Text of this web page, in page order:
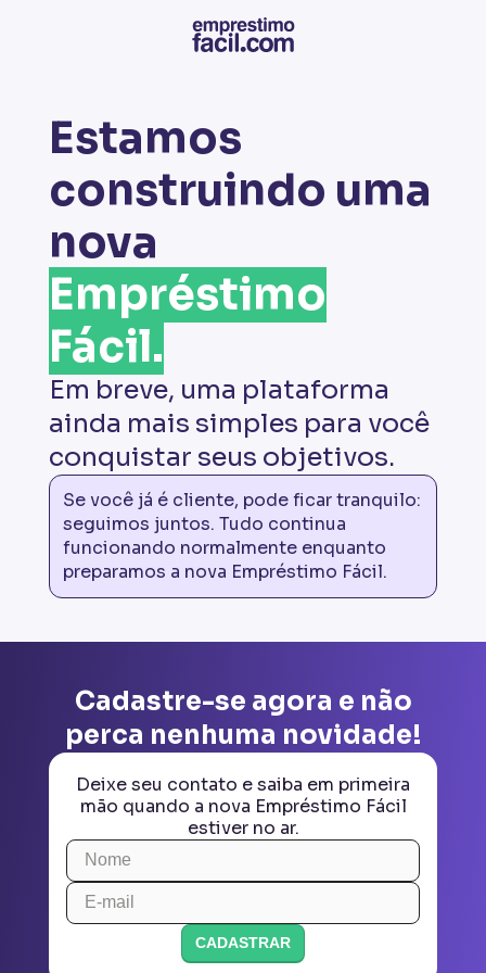
Estamos
construindo uma
nova
Empréstimo
Fácil.
Em breve, uma plataforma
ainda mais simples para você
conquistar seus objetivos.
Se você já é cliente, pode ficar tranquilo:
seguimos juntos. Tudo continua
funcionando normalmente enquanto
preparamos a nova Empréstimo Fácil.
Cadastre-se agora e não
perca nenhuma novidade!
Deixe seu contato e saiba em primeira
mão quando a nova Empréstimo Fácil
estiver no ar.
CADASTRAR